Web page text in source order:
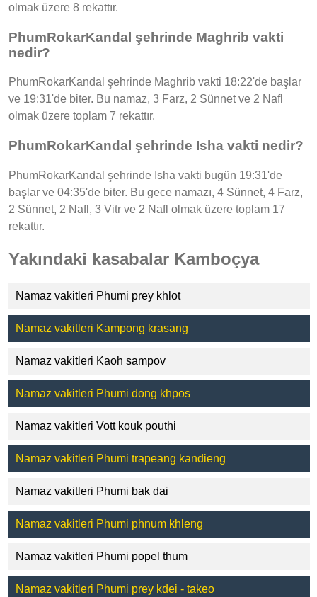
olmak üzere 8 rekattır.
PhumRokarKandal şehrinde Maghrib vakti
nedir?
PhumRokarKandal şehrinde Maghrib vakti 18:22'de başlar
ve 19:31'de biter. Bu namaz, 3 Farz, 2 Sünnet ve 2 Nafl
olmak üzere toplam 7 rekattır.
PhumRokarKandal şehrinde Isha vakti nedir?
PhumRokarKandal şehrinde Isha vakti bugün 19:31'de
başlar ve 04:35'de biter. Bu gece namazı, 4 Sünnet, 4 Farz,
2 Sünnet, 2 Nafl, 3 Vitr ve 2 Nafl olmak üzere toplam 17
rekattır.
Yakındaki kasabalar Kamboçya
Namaz vakitleri Phumi prey khlot
Namaz vakitleri Kampong krasang
Namaz vakitleri Kaoh sampov
Namaz vakitleri Phumi dong khpos
Namaz vakitleri Vott kouk pouthi
Namaz vakitleri Phumi trapeang kandieng
Namaz vakitleri Phumi bak dai
Namaz vakitleri Phumi phnum khleng
Namaz vakitleri Phumi popel thum
Namaz vakitleri Phumi prey kdei - takeo